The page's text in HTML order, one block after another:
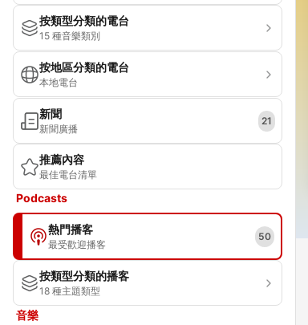
按類型分類的電台
15 種音樂類別
按地區分類的電台
本地電台
新聞
新聞廣播
21
推薦內容
最佳電台清單
Podcasts
熱門播客
最受歡迎播客
50
按類型分類的播客
18 種主題類型
音樂